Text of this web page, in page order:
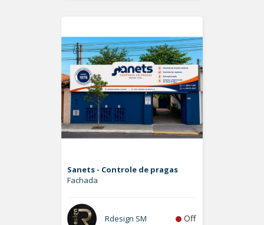
Sanets - Controle de pragas
Fachada
Rdesign SM Off